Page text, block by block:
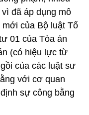
đã áp dụng mô
của Bộ luật Tố
01 của Tòa án
(có hiệu lực từ
của các luật sư
với cơ quan
sự công bằng